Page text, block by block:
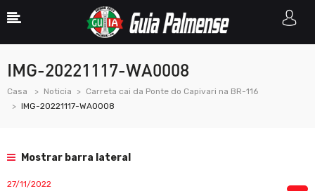
IMG-20221117-WA0008
Casa Noticia
Carreta cai da Ponte do Capivari na BR-116
IMG-20221117-WA0008
Mostrar barra lateral
27/11/2022